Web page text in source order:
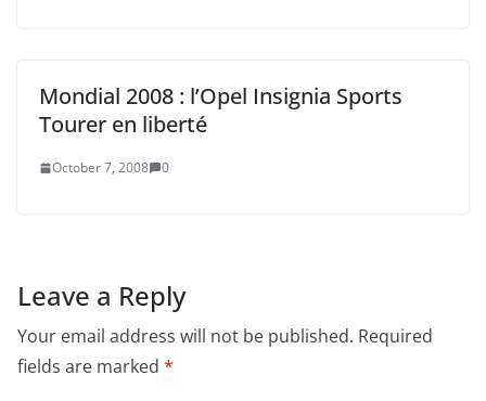
Mondial 2008 : l’Opel Insignia Sports
Tourer en liberté
October 7, 2008 0
Leave a Reply
Your email address will not be published. Required
fields are marked *